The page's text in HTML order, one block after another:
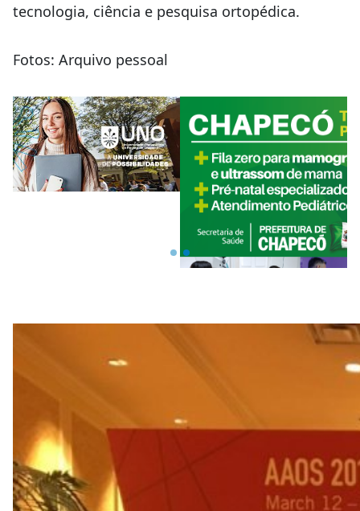
tecnologia, ciência e pesquisa ortopédica.
Fotos: Arquivo pessoal